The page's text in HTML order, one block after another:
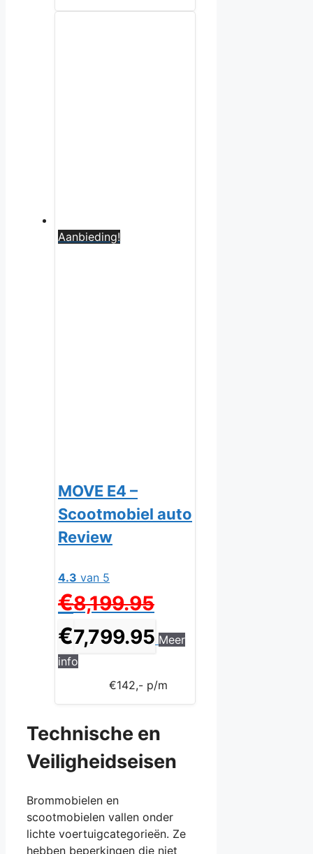
Aanbieding!
MOVE E4 –
Scootmobiel auto
Review
4.3 van 5
€8,199.95prijs
€8,199.95.
€7,799.95prijs
€7,799.95.
Meer
info
€142,- p/m
Technische en
Veiligheidseisen
Brommobielen en
scootmobielen vallen onder
lichte voertuigcategorieën. Ze
hebben beperkingen die niet